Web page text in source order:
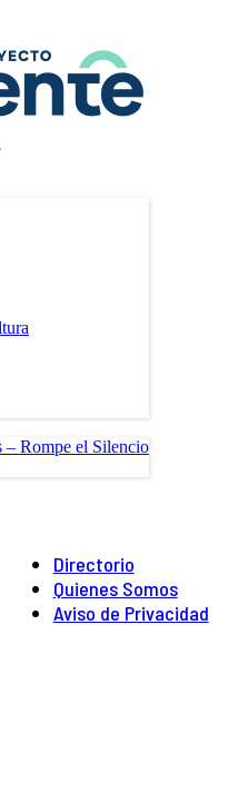
.
– Rompe el Silencio
Directorio
Quienes Somos
Aviso de Privacidad